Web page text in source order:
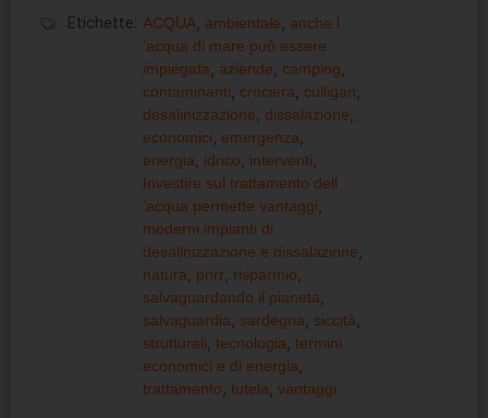
Etichette: ACQUA, ambientale, anche l
'acqua di mare può essere
impiegata, aziende, camping,
contaminanti, crociera, culligan,
desalinizzazione, dissalazione,
economici, emergenza,
energia, idrico, interventi,
Investire sul trattamento dell
'acqua permette vantaggi,
moderni impianti di
desalinizzazione e dissalazione,
natura, pnrr, risparmio,
salvaguardando il pianeta,
salvaguardia, sardegna, siccità,
strutturali, tecnologia, termini
economici e di energia,
trattamento, tutela, vantaggi